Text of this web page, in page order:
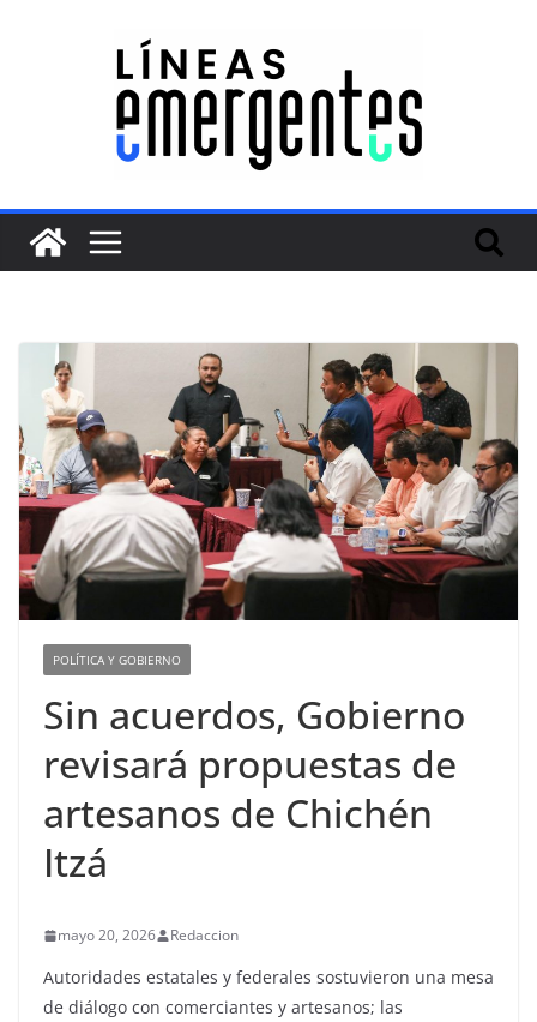
POLÍTICA Y GOBIERNO
Sin acuerdos, Gobierno
revisará propuestas de
artesanos de Chichén
Itzá
mayo 20, 2026 Redaccion
Autoridades estatales y federales sostuvieron una mesa
de diálogo con comerciantes y artesanos; las